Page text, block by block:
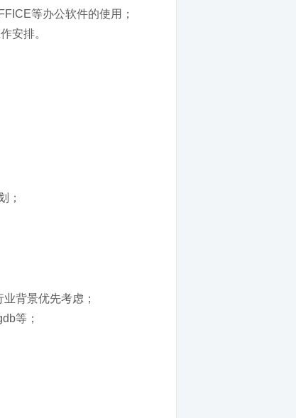
等办公软件的使用；
安排。
；
背景优先考虑；
等；